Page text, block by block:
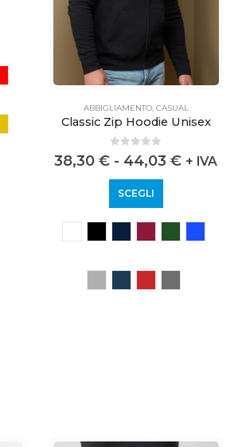
ABBIGLIAMENTO, CASUAL
Classic Zip Hoodie Unisex
out of 5
38,30€ - 44,03€ + IVA
SCEGLI